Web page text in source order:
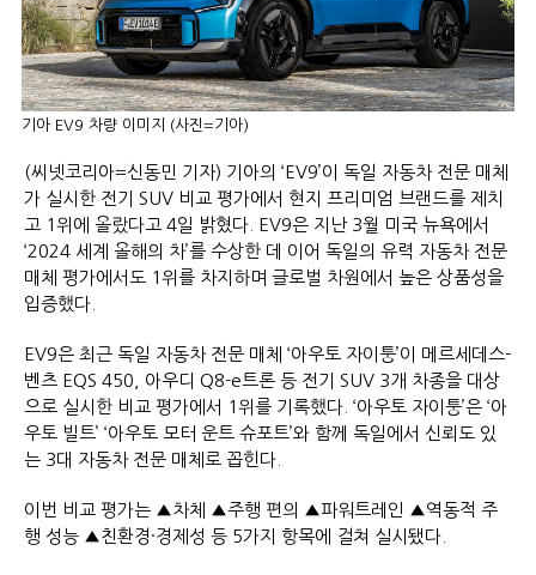
기아 EV9 차량 이미지 (사진=기아)
(씨넷코리아=신동민 기자) 기아의 ‘EV9’이 독일 자동차 전문 매체
가 실시한 전기 SUV 비교 평가에서 현지 프리미엄 브랜드를 제치
고 1위에 올랐다고 4일 밝혔다. EV9은 지난 3월 미국 뉴욕에서
‘2024 세계 올해의 차’를 수상한 데 이어 독일의 유력 자동차 전문
매체 평가에서도 1위를 차지하며 글로벌 차원에서 높은 상품성을
입증했다.
EV9은 최근 독일 자동차 전문 매체 ‘아우토 자이퉁’이 메르세데스-
벤츠 EQS 450, 아우디 Q8-e트론 등 전기 SUV 3개 차종을 대상
으로 실시한 비교 평가에서 1위를 기록했다. ‘아우토 자이퉁’은 ‘아
우토 빌트’ ‘아우토 모터 운트 슈포트’와 함께 독일에서 신뢰도 있
는 3대 자동차 전문 매체로 꼽힌다.
이번 비교 평가는 ▲차체 ▲주행 편의 ▲파워트레인 ▲역동적 주
행 성능 ▲친환경·경제성 등 5가지 항목에 걸쳐 실시됐다.